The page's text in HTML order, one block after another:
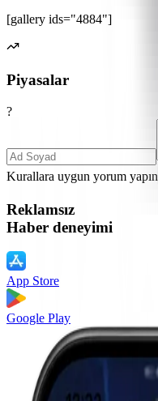
[gallery ids="4884"]
Piyasalar
?
Kurallara uygun yorum yapın
Reklamsız
Haber deneyimi
App Store
Google Play